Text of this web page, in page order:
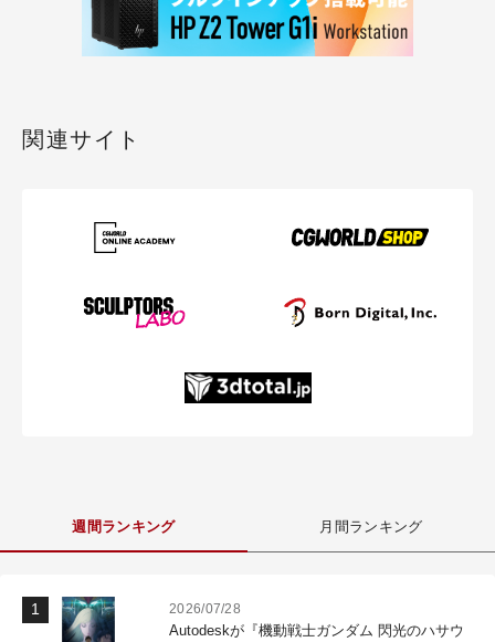
関連サイト
週間ランキング 月間ランキング
2026/07/28
Autodeskが『機動戦士ガンダム 閃光のハサウ